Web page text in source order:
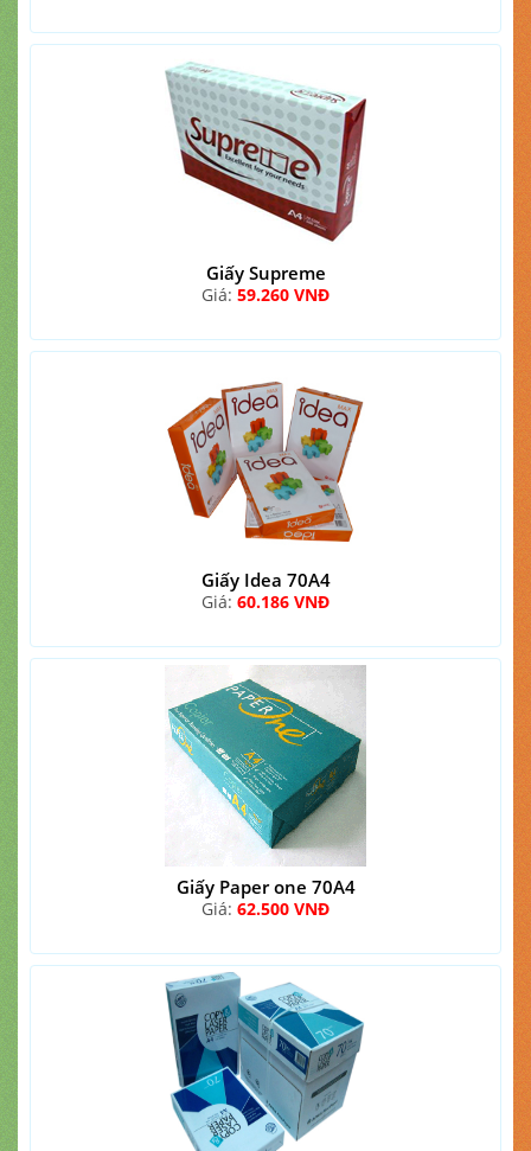
Giấy Supreme
Giá: 59.260 VNĐ
Giấy Idea 70A4
Giá: 60.186 VNĐ
Giấy Paper one 70A4
Giá: 62.500 VNĐ